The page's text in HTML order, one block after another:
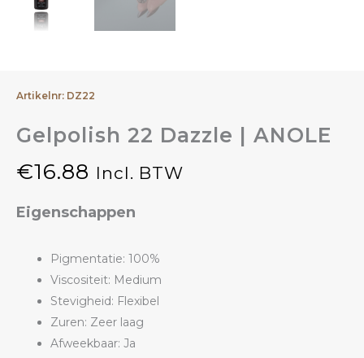
Artikelnr: DZ22
Gelpolish 22 Dazzle | ANOLE
€16.88 Incl. BTW
Eigenschappen
Pigmentatie: 100%
Viscositeit: Medium
Stevigheid: Flexibel
Zuren: Zeer laag
Afweekbaar: Ja